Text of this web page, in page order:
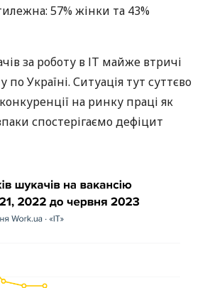
57% жінки та 43%
за роботу в ІТ майже втричі
Україні. Ситуація тут суттєво
конкуренції на ринку праці як
спостерігаємо дефіцит